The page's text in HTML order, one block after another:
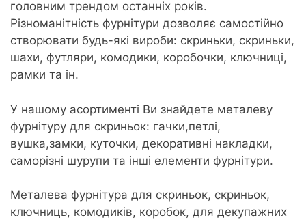
головним трендом останніх років.
Різноманітність фурнітури дозволяє самостійно
створювати будь-які вироби: скриньки, скриньки,
шахи, футляри, комодики, коробочки, ключниці,
рамки та ін.
У нашому асортименті Ви знайдете металеву
фурнітуру для скриньок: гачки,петлі,
вушка,замки, куточки, декоративні накладки,
саморізні шурупи та інші елементи фурнітури.
Металева фурнітура для скриньок, скриньок,
ключниць, комодиків, коробок, для декупажних